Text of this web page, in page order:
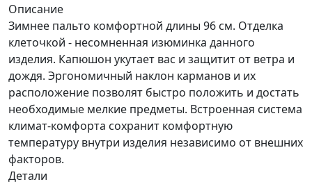
Описание
Зимнее пальто комфортной длины 96 см. Отделка
клеточкой - несомненная изюминка данного
изделия. Капюшон укутает вас и защитит от ветра и
дождя. Эргономичный наклон карманов и их
расположение позволят быстро положить и достать
необходимые мелкие предметы. Встроенная система
климат-комфорта сохранит комфортную
температуру внутри изделия независимо от внешних
факторов.
Детали